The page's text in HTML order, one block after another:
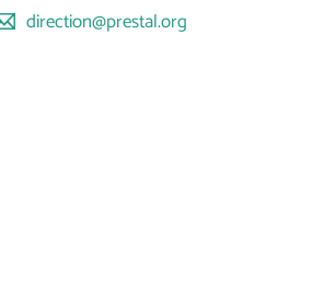
direction@prestal.org